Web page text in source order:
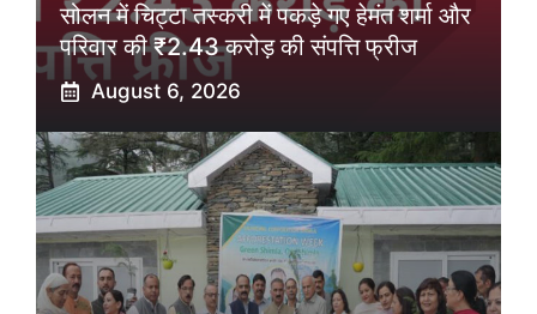
सोलन में चिट्टा तस्करी में पकड़े गए हेमंत शर्मा और
परिवार की ₹2.43 करोड़ की संपत्ति फ्रीज
August 6, 2026